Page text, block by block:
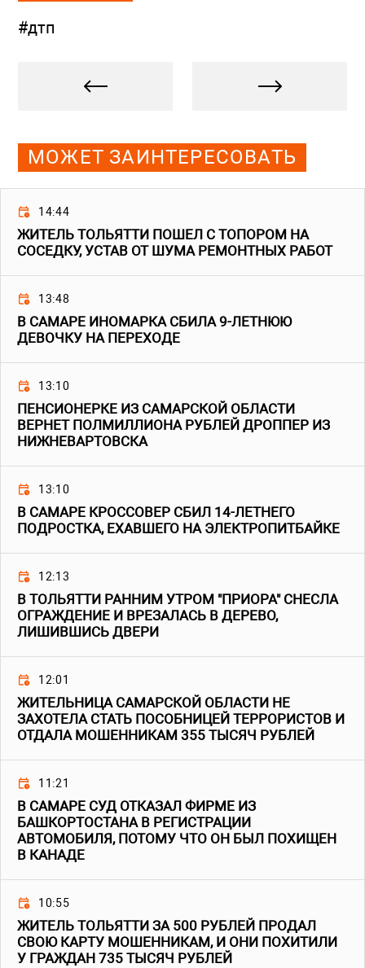
#дтп
МОЖЕТ ЗАИНТЕРЕСОВАТЬ
14:44
ЖИТЕЛЬ ТОЛЬЯТТИ ПОШЕЛ С ТОПОРОМ НА
СОСЕДКУ, УСТАВ ОТ ШУМА РЕМОНТНЫХ РАБОТ
13:48
В САМАРЕ ИНОМАРКА СБИЛА 9-ЛЕТНЮЮ
ДЕВОЧКУ НА ПЕРЕХОДЕ
13:10
ПЕНСИОНЕРКЕ ИЗ САМАРСКОЙ ОБЛАСТИ
ВЕРНЕТ ПОЛМИЛЛИОНА РУБЛЕЙ ДРОППЕР ИЗ
НИЖНЕВАРТОВСКА
13:10
В САМАРЕ КРОССОВЕР СБИЛ 14-ЛЕТНЕГО
ПОДРОСТКА, ЕХАВШЕГО НА ЭЛЕКТРОПИТБАЙКЕ
12:13
В ТОЛЬЯТТИ РАННИМ УТРОМ "ПРИОРА" СНЕСЛА
ОГРАЖДЕНИЕ И ВРЕЗАЛАСЬ В ДЕРЕВО,
ЛИШИВШИСЬ ДВЕРИ
12:01
ЖИТЕЛЬНИЦА САМАРСКОЙ ОБЛАСТИ НЕ
ЗАХОТЕЛА СТАТЬ ПОСОБНИЦЕЙ ТЕРРОРИСТОВ И
ОТДАЛА МОШЕННИКАМ 355 ТЫСЯЧ РУБЛЕЙ
11:21
В САМАРЕ СУД ОТКАЗАЛ ФИРМЕ ИЗ
БАШКОРТОСТАНА В РЕГИСТРАЦИИ
АВТОМОБИЛЯ, ПОТОМУ ЧТО ОН БЫЛ ПОХИЩЕН
В КАНАДЕ
10:55
ЖИТЕЛЬ ТОЛЬЯТТИ ЗА 500 РУБЛЕЙ ПРОДАЛ
СВОЮ КАРТУ МОШЕННИКАМ, И ОНИ ПОХИТИЛИ
У ГРАЖДАН 735 ТЫСЯЧ РУБЛЕЙ